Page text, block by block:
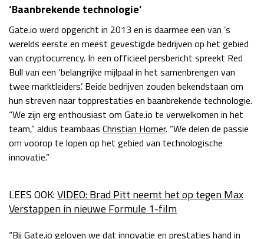
GP QATAR 2026 27 - 29 nov
Kwalificatie
za 19:00 - 20:00
Race
zo 17:00 - 19:00
Kwalificatie
Race
zo 14:00 - 16:00
‘Baanbrekende technologie’
Gate.io werd opgericht in 2013 en is daarmee een van ’s
werelds eerste en meest gevestigde bedrijven op het gebied
van cryptocurrency. In een officieel persbericht spreekt Red
Bull van een ‘belangrijke mijlpaal in het samenbrengen van
twee marktleiders’. Beide bedrijven zouden bekendstaan om
hun streven naar topprestaties en baanbrekende technologie.
“We zijn erg enthousiast om Gate.io te verwelkomen in het
team,” aldus teambaas Christian Horner. “We delen de passie
om voorop te lopen op het gebied van technologische
innovatie.”
LEES OOK:VIDEO: Brad Pitt neemt het op tegen Max
Verstappen in nieuwe Formule 1-film
“Bij Gate.io geloven we dat innovatie en prestaties hand in